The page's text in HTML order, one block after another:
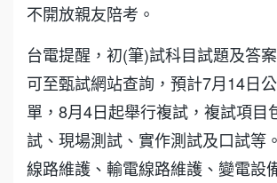
不開放親友陪考。
台電提醒，初(筆)試科目試題及答
可至甄試網站查詢，預計7月14日
單，8月4日起舉行複試，複試項目
試、現場測試、實作測試及口試等
線路維護、輸電線路維護、變電設